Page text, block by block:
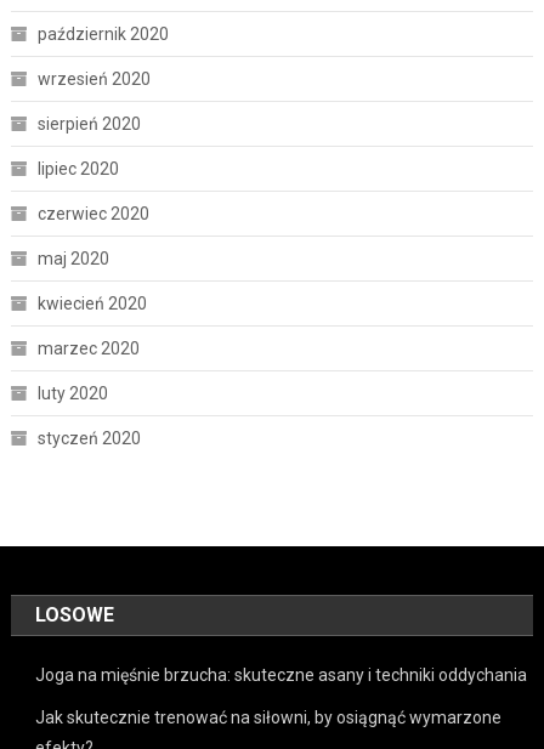
październik 2020
wrzesień 2020
sierpień 2020
lipiec 2020
czerwiec 2020
maj 2020
kwiecień 2020
marzec 2020
luty 2020
styczeń 2020
LOSOWE
Joga na mięśnie brzucha: skuteczne asany i techniki oddychania
Jak skutecznie trenować na siłowni, by osiągnąć wymarzone